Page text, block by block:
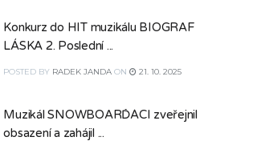
Konkurz do HIT muzikálu BIOGRAF
LÁSKA 2. Poslední ...
POSTED BY RADEK JANDA ON 21. 10. 2025
Muzikál SNOWBOARĎÁCI zveřejnil
obsazení a zahájil ...